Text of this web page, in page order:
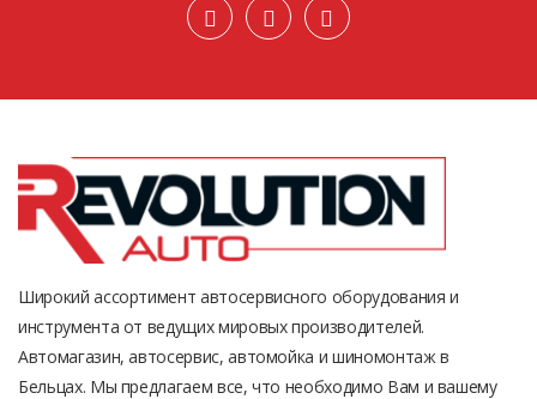
Широкий ассортимент автосервисного оборудования и
инструмента от ведущих мировых производителей.
Автомагазин, автосервис, автомойка и шиномонтаж в
Бельцах. Мы предлагаем все, что необходимо Вам и вашему